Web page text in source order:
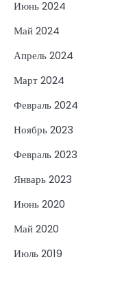
Июнь 2024
Май 2024
Апрель 2024
Март 2024
Февраль 2024
Ноябрь 2023
Февраль 2023
Январь 2023
Июнь 2020
Май 2020
Июль 2019